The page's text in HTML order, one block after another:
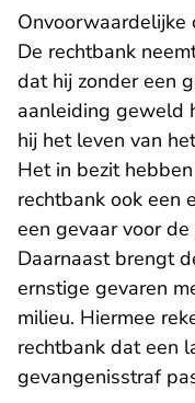
Onvoorwaardelijke
De rechtbank
dat hij zonder een
aanleiding geweld
hij het leven van
Het in bezit
rechtbank ook een
een gevaar voor
Daarnaast brengt
ernstige gevaren
milieu. Hiermee
rechtbank dat een
gevangenisstraf